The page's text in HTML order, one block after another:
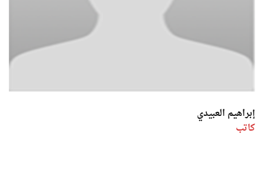
إبراهيم العبيدي
كاتب